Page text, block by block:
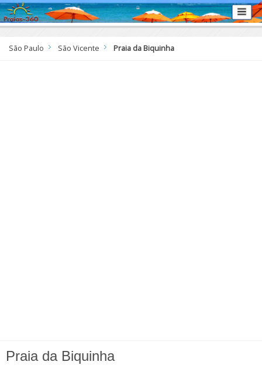
São Paulo São Vicente Praia da Biquinha
Praia da Biquinha